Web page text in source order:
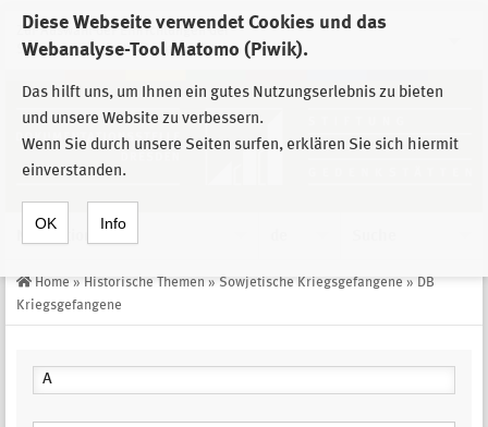
Diese Webseite verwendet Cookies und das
Webanalyse-Tool Matomo (Piwik).
Das hilft uns, um Ihnen ein gutes Nutzungserlebnis zu bieten
und unsere Website zu verbessern.
Wenn Sie durch unsere Seiten surfen, erklären Sie sich hiermit
einverstanden.
OK Info
Zur Auswahl der Einrichtungen der
Stiftung Sächsische Gedenkstätten
Home » Historische Themen » Sowjetische Kriegsgefangene » DB
Kriegsgefangene